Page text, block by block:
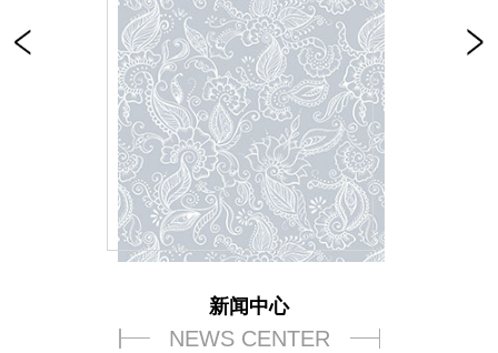
新闻中心
NEWS CENTER